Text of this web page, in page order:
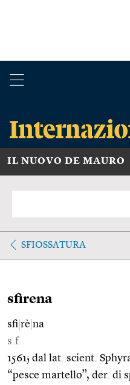
IL NUOVO DE MAURO
SFIOSSATURA
sfirena
sfi rè na
s.f.
1561; dal lat. scient.
“pesce martello”, der. di